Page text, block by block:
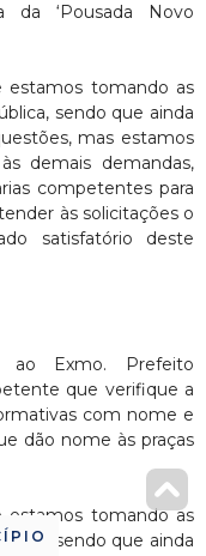
da ‘Pousada Novo
estamos tomando as
sendo que ainda
mas estamos
demais demandas,
competentes para
às solicitações o
satisfatório deste
ao Exmo. Prefeito
que verifique a
com nome e
dão nome às praças
estamos tomando as
sendo que ainda